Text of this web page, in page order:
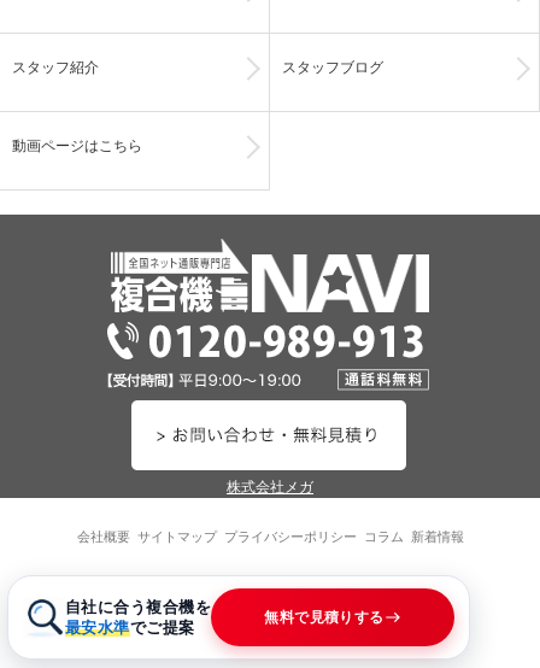
スタッフ紹介 スタッフブログ
動画ページはこちら
株式会社メガ
会社概要 サイトマップ プライバシーポリシー コラム 新着情報
©2026 MEGA.Group
自社に合う複合機を
最安水準でご提案
無料で見積りする